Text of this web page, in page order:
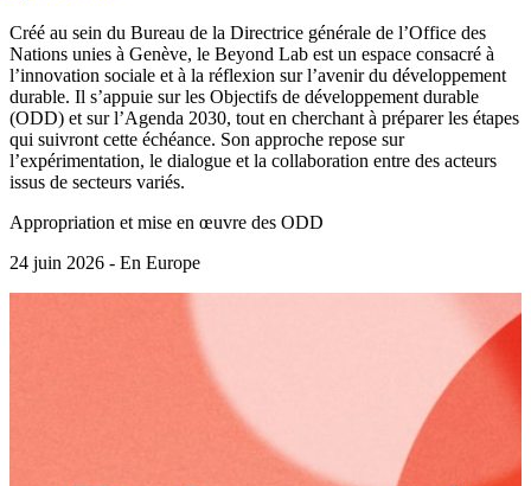
Créé au sein du Bureau de la Directrice générale de l’Office des
Nations unies à Genève, le Beyond Lab est un espace consacré à
l’innovation sociale et à la réflexion sur l’avenir du développement
durable. Il s’appuie sur les Objectifs de développement durable
(ODD) et sur l’Agenda 2030, tout en cherchant à préparer les étapes
qui suivront cette échéance. Son approche repose sur
l’expérimentation, le dialogue et la collaboration entre des acteurs
issus de secteurs variés.
Appropriation et mise en œuvre des ODD
24 juin 2026 - En Europe